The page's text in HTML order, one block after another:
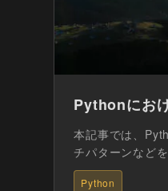
Pythonにお
本記事では、
チパターンなど
で、ぜひ参考...
Python